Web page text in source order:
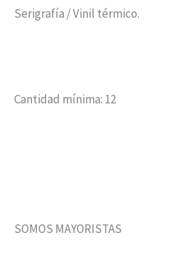
Serigrafía / Vinil térmico.
Cantidad mínima: 12
SOMOS MAYORISTAS